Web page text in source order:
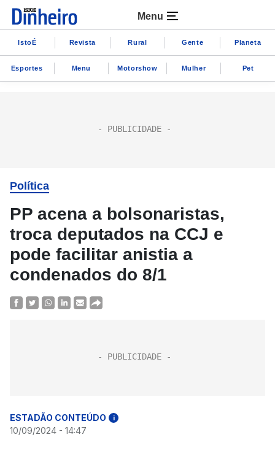
Menu
IstoÉ Revista Rural Gente Planeta
Esportes Menu Motorshow Mulher Pet
Política
PP acena a bolsonaristas,
troca deputados na CCJ e
pode facilitar anistia a
condenados do 8/1
ESTADÃO CONTEÚDO i
10/09/2024 - 14:47